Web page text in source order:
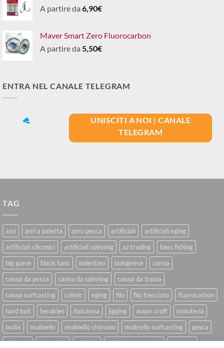
A partire da 6,90€
Maver Smart Zero Fluorocarbon
A partire da 5,50€
ENTRA NEL CANALE TELEGRAM
UNISCITI A NOI | CANALE
TELEGRAM
TAG
ami ami a paletta amo pesca artificiali
artificiali eging
artificiali siliconici
artificiali spinning az trading
bass fishing
big game
black bass bolentino bolognese
canna
canna da pesca
canna da spinning
canna da traina
canna surfcasting
colmic eging filo filo trecciato
fluorocarbon
hard bait
herakles italcanna jigging major craft
minuteria
molix
mulinello mulinello shimano mulinello surfcasting
pesca
shimano
slow pitch softbait softbait yamamoto spinning